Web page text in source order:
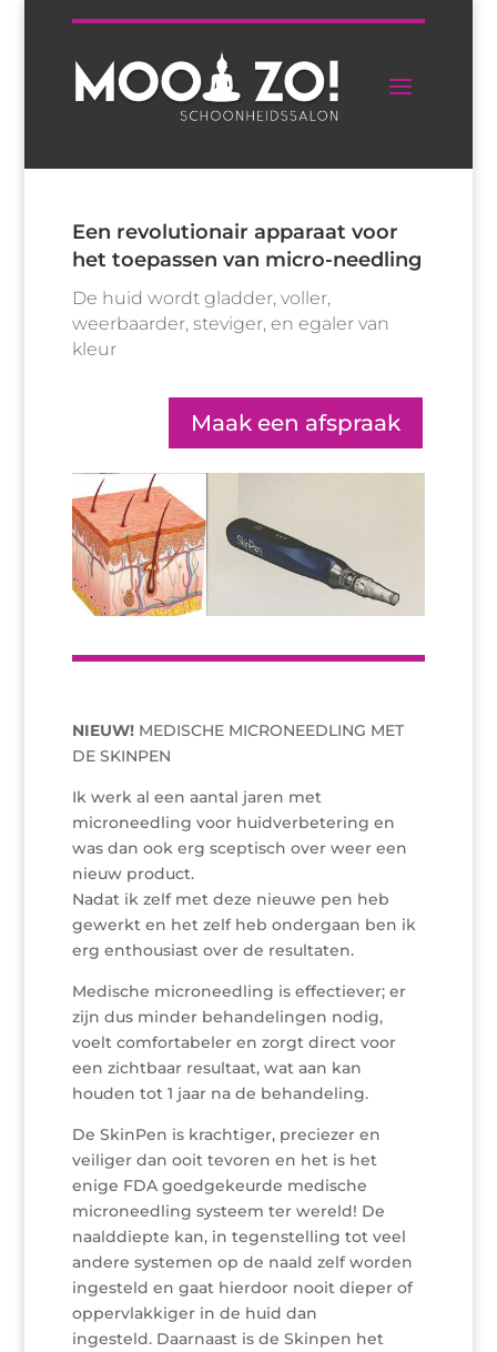
Een revolutionair apparaat voor
het toepassen van micro-needling
De huid wordt gladder, voller,
weerbaarder, steviger, en egaler van
kleur
Maak een afspraak
NIEUW! MEDISCHE MICRONEEDLING MET
DE SKINPEN
Ik werk al een aantal jaren met
microneedling voor huidverbetering en
was dan ook erg sceptisch over weer een
nieuw product.
Nadat ik zelf met deze nieuwe pen heb
gewerkt en het zelf heb ondergaan ben ik
erg enthousiast over de resultaten.
Medische microneedling is effectiever; er
zijn dus minder behandelingen nodig,
voelt comfortabeler en zorgt direct voor
een zichtbaar resultaat, wat aan kan
houden tot 1 jaar na de behandeling.
De SkinPen is krachtiger, preciezer en
veiliger dan ooit tevoren en het is het
enige FDA goedgekeurde medische
microneedling systeem ter wereld! De
naalddiepte kan, in tegenstelling tot veel
andere systemen op de naald zelf worden
ingesteld en gaat hierdoor nooit dieper of
oppervlakkiger in de huid dan
ingesteld. Daarnaast is de Skinpen het